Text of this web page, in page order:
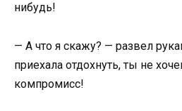
нибудь!
— А что я скажу? — развел
приехала отдохнуть, ты не
компромисс!